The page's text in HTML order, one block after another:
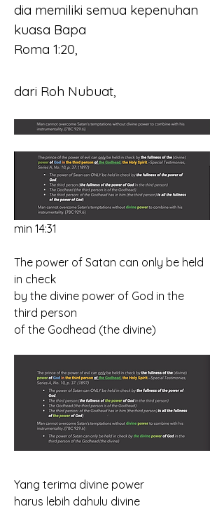
dia memiliki semua kepenuhan
kuasa Bapa
Roma 1:20,
dari Roh Nubuat,
min 14:31
The power of Satan can only be held
in check
by the divine power of God in the
third person
of the Godhead (the divine)
Yang terima divine power
harus lebih dahulu divine